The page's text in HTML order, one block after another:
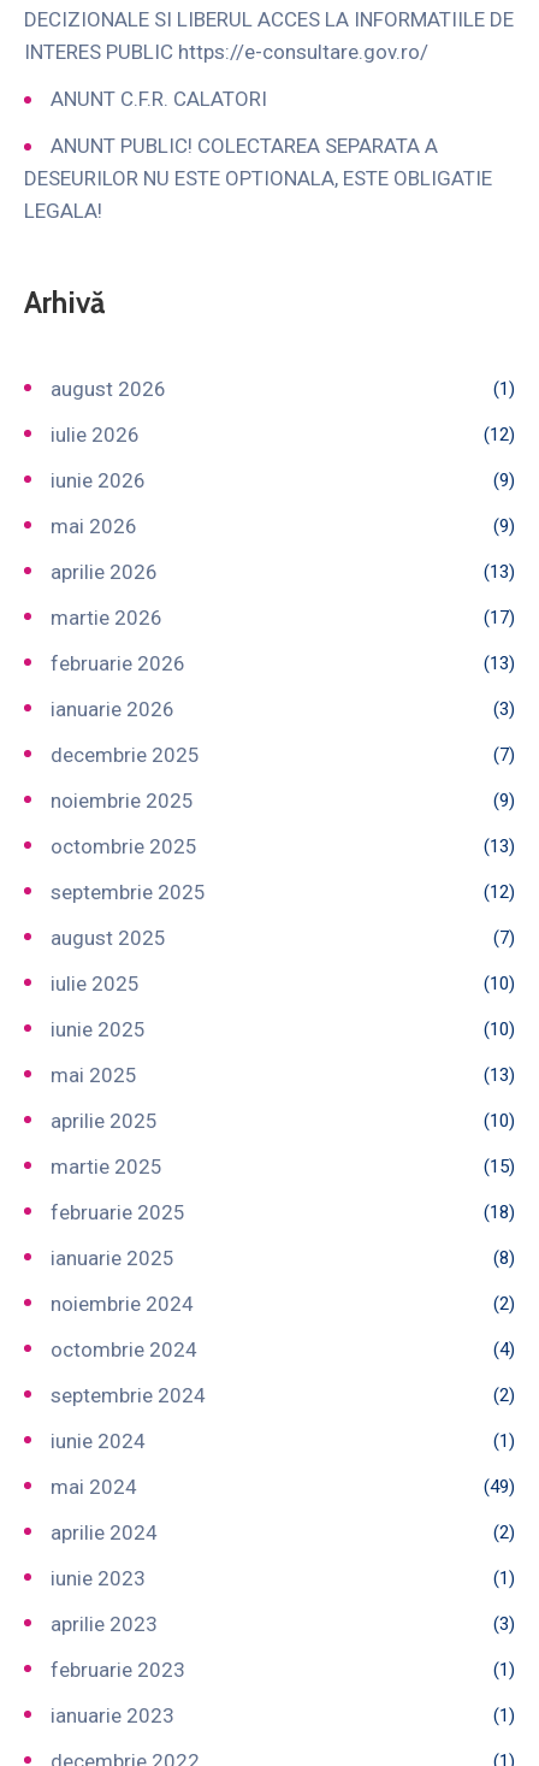
DECIZIONALE SI LIBERUL ACCES LA INFORMATIILE DE
INTERES PUBLIC https://e-consultare.gov.ro/
ANUNT C.F.R. CALATORI
ANUNT PUBLIC! COLECTAREA SEPARATA A
DESEURILOR NU ESTE OPTIONALA, ESTE OBLIGATIE
LEGALA!
Arhivă
august 2026 (1)
iulie 2026 (12)
iunie 2026 (9)
mai 2026 (9)
aprilie 2026 (13)
martie 2026 (17)
februarie 2026 (13)
ianuarie 2026 (3)
decembrie 2025 (7)
noiembrie 2025 (9)
octombrie 2025 (13)
septembrie 2025 (12)
august 2025 (7)
iulie 2025 (10)
iunie 2025 (10)
mai 2025 (13)
aprilie 2025 (10)
martie 2025 (15)
februarie 2025 (18)
ianuarie 2025 (8)
noiembrie 2024 (2)
octombrie 2024 (4)
septembrie 2024 (2)
iunie 2024 (1)
mai 2024 (49)
aprilie 2024 (2)
iunie 2023 (1)
aprilie 2023 (3)
februarie 2023 (1)
ianuarie 2023 (1)
decembrie 2022 (1)